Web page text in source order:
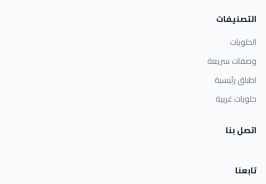
التصنيفات
الحلويات
وصفات سريعة
اطباق رئيسية
حلويات غربية
اتصل بنا
تابعنا